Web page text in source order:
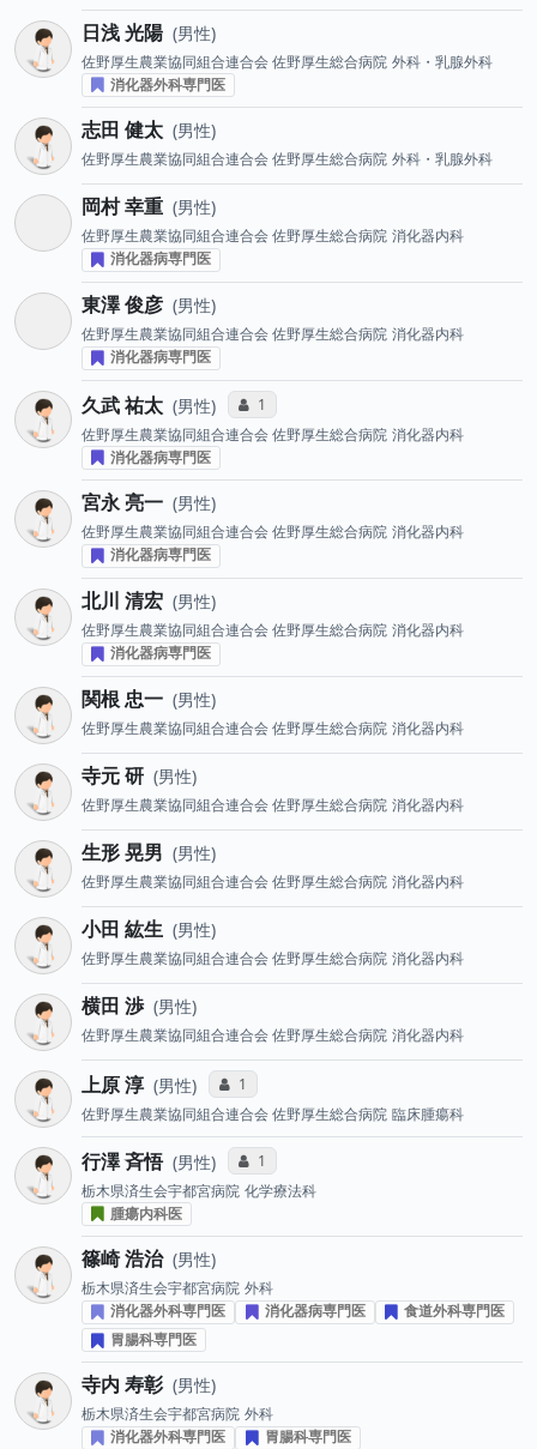
日浅 光陽 男性
佐野厚生農業協同組合連合会 佐野厚生総合病院 外科・乳腺外科
消化器外科専門医
志田 健太 男性
佐野厚生農業協同組合連合会 佐野厚生総合病院 外科・乳腺外科
岡村 幸重 男性
佐野厚生農業協同組合連合会 佐野厚生総合病院 消化器内科
消化器病専門医
東澤 俊彦 男性
佐野厚生農業協同組合連合会 佐野厚生総合病院 消化器内科
消化器病専門医
久武 祐太 男性 コミュニケーション・タイプ投票数
1
佐野厚生農業協同組合連合会 佐野厚生総合病院 消化器内科
消化器病専門医
宮永 亮一 男性
佐野厚生農業協同組合連合会 佐野厚生総合病院 消化器内科
消化器病専門医
北川 清宏 男性
佐野厚生農業協同組合連合会 佐野厚生総合病院 消化器内科
消化器病専門医
関根 忠一 男性
佐野厚生農業協同組合連合会 佐野厚生総合病院 消化器内科
寺元 研 男性
佐野厚生農業協同組合連合会 佐野厚生総合病院 消化器内科
生形 晃男 男性
佐野厚生農業協同組合連合会 佐野厚生総合病院 消化器内科
小田 紘生 男性
佐野厚生農業協同組合連合会 佐野厚生総合病院 消化器内科
横田 渉 男性
佐野厚生農業協同組合連合会 佐野厚生総合病院 消化器内科
上原 淳 男性 コミュニケーション・タイプ投票数
1
佐野厚生農業協同組合連合会 佐野厚生総合病院 臨床腫瘍科
行澤 斉悟 男性 コミュニケーション・タイプ投票数
1
栃木県済生会宇都宮病院 化学療法科
腫瘍内科医
篠崎 浩治 男性
栃木県済生会宇都宮病院 外科
消化器外科専門医
消化器病専門医
食道外科専門医
胃腸科専門医
寺内 寿彰 男性
栃木県済生会宇都宮病院 外科
消化器外科専門医
胃腸科専門医